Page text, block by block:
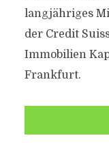
langjähriges
der Credit
Immobilien
Frankfurt.